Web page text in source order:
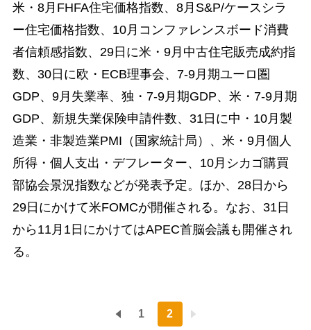
米・8月FHFA住宅価格指数、8月S&P/ケースシラ
ー住宅価格指数、10月コンファレンスボード消費
者信頼感指数、29日に米・9月中古住宅販売成約指
数、30日に欧・ECB理事会、7-9月期ユーロ圏
GDP、9月失業率、独・7-9月期GDP、米・7-9月期
GDP、新規失業保険申請件数、31日に中・10月製
造業・非製造業PMI（国家統計局）、米・9月個人
所得・個人支出・デフレーター、10月シカゴ購買
部協会景況指数などが発表予定。ほか、28日から
29日にかけて米FOMCが開催される。なお、31日
から11月1日にかけてはAPEC首脳会議も開催され
る。
1 2